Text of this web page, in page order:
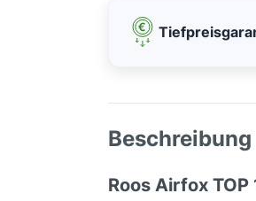
Beschreibung
Roos Airfox